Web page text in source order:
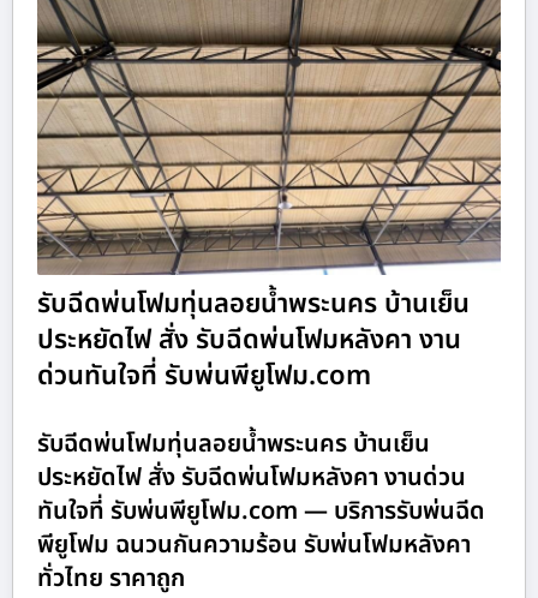
รับฉีดพ่นโฟมทุ่นลอยน้ำพระนคร บ้านเย็น
ประหยัดไฟ สั่ง รับฉีดพ่นโฟมหลังคา งาน
ด่วนทันใจที่ รับพ่นพียูโฟม.com
รับฉีดพ่นโฟมทุ่นลอยน้ำพระนคร บ้านเย็น
ประหยัดไฟ สั่ง รับฉีดพ่นโฟมหลังคา งานด่วน
ทันใจที่ รับพ่นพียูโฟม.com — บริการรับพ่นฉีด
พียูโฟม ฉนวนกันความร้อน รับพ่นโฟมหลังคา
ทั่วไทย ราคาถูก